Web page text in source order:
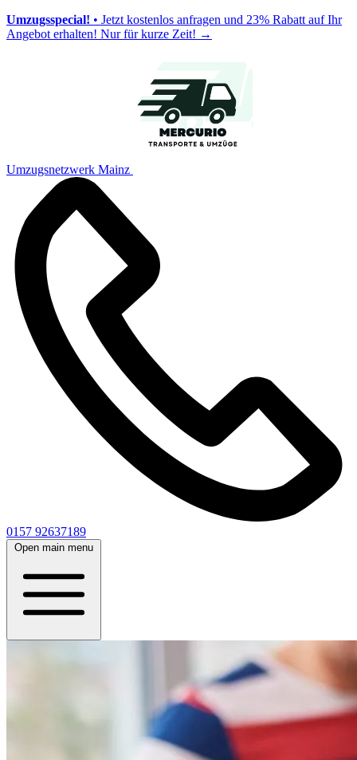
Umzugsspecial! • Jetzt kostenlos anfragen und 23% Rabatt auf Ihr
Angebot erhalten! Nur für kurze Zeit! →
Umzugsnetzwerk Mainz
0157 92637189
Open main menu